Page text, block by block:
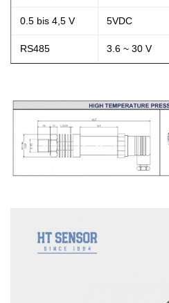
0.5 bis 4,5 V 5VDC
RS485 3.6 ~ 30 V